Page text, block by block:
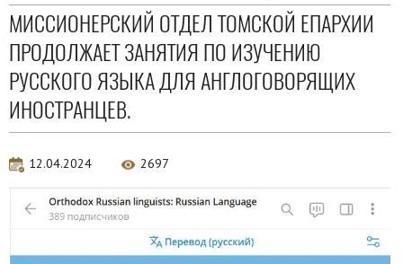
МИССИОНЕРСКИЙ ОТДЕЛ ТОМСКОЙ ЕПАРХИИ
ПРОДОЛЖАЕТ ЗАНЯТИЯ ПО ИЗУЧЕНИЮ
РУССКОГО ЯЗЫКА ДЛЯ АНГЛОГОВОРЯЩИХ
ИНОСТРАНЦЕВ.
12.04.2024 2697